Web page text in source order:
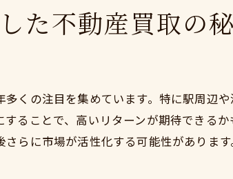
礎知識
り方
ティング戦略
技術
た不動産買取の
くの注目を集めています。特に駅周辺
ることで、高いリターンが期待できる
らに市場が活性化する可能性がありま